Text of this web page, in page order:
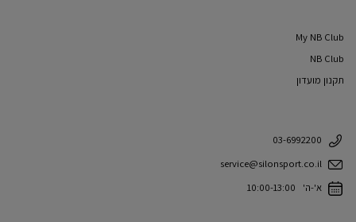
My NB Club
NB Club
תקנון מועדון
03-6992200
service@silonsport.co.il
א'-ה' 10:00-13:00